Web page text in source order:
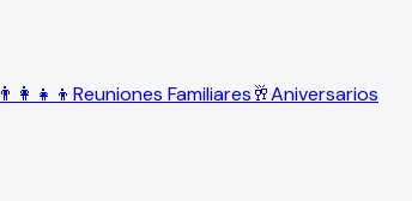
👨‍👩‍👧‍👦 Reuniones Familiares🥂Aniversarios